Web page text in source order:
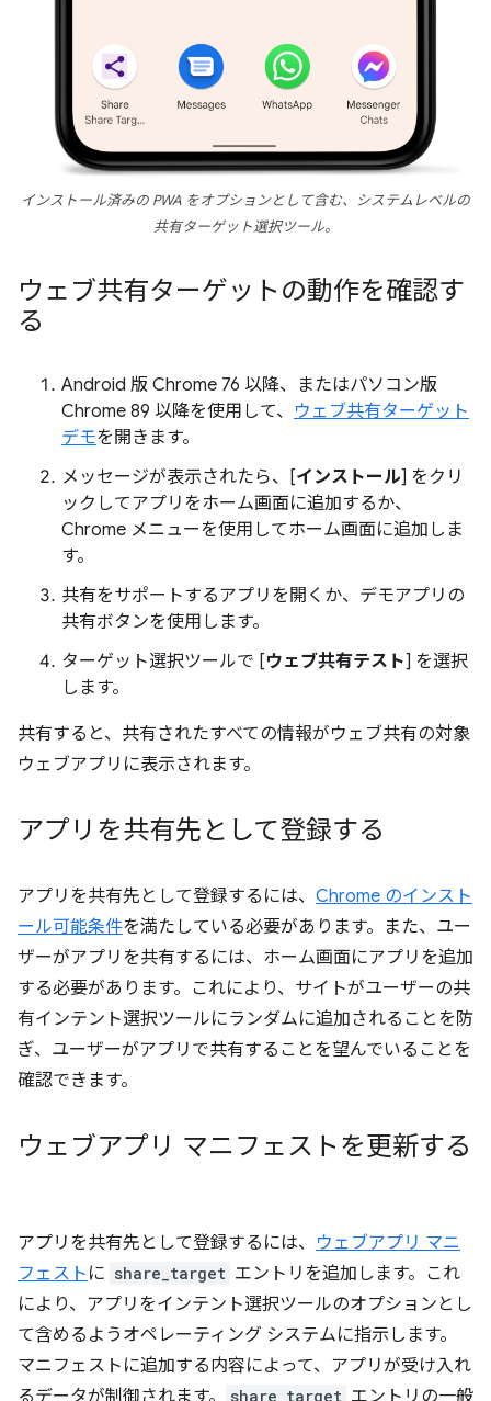
インストール済みの PWA をオプションとして含む、システムレベルの
共有ターゲット選択ツール。
ウェブ共有ターゲットの動作を確認す
る
Android 版 Chrome 76 以降、またはパソコン版
Chrome 89 以降を使用して、 ウェブ共有ターゲット
デモを開きます。
メッセージが表示されたら、[インストール] をクリ
ックしてアプリをホーム画面に追加するか、
Chrome メニューを使用してホーム画面に追加しま
す。
共有をサポートするアプリを開くか、デモアプリの
共有ボタンを使用します。
ターゲット選択ツールで [ウェブ共有テスト] を選択
します。
共有すると、共有されたすべての情報がウェブ共有の対象
ウェブアプリに表示されます。
アプリを共有先として登録する
アプリを共有先として登録するには、 Chrome のインスト
ール可能条件を満たしている必要があります。また、ユー
ザーがアプリを共有するには、ホーム画面にアプリを追加
する必要があります。これにより、サイトがユーザーの共
有インテント選択ツールにランダムに追加されることを防
ぎ、ユーザーがアプリで共有することを望んでいることを
確認できます。
ウェブアプリ マニフェストを更新する
アプリを共有先として登録するには、 ウェブアプリ マニ
フェスト に share_target エントリを追加します。これ
により、アプリをインテント選択ツールのオプションとし
て含めるようオペレーティング システムに指示します。
マニフェストに追加する内容によって、アプリが受け入れ
share_target